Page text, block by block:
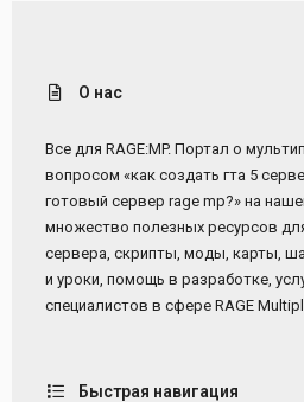
О нас
Все для RAGE:MP. Портал о
вопросом «как создать гта 5
готовый сервер rage mp?» на
множество полезных ресурсов
сервера, скрипты, моды, карты,
и уроки, помощь в разработке,
специалистов в сфере RAGE
Быстрая навигация